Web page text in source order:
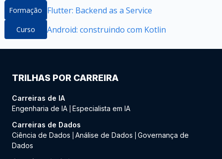
Formação Flutter: Backend as a Service
Curso Android: construindo com Kotlin
TRILHAS POR CARREIRA
Carreiras de IA
Engenharia de IA Especialista em IA
Carreiras de Dados
Ciência de Dados
Análise de Dados
Governança de
Dados